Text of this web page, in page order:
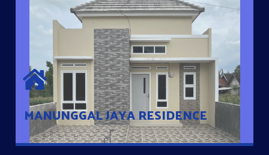
MANUNGGAL JAYA RESIDENCE
MANUNGGAL JAYA RESIDENCE
Cluster Exclusive dengan one Gate System, terdapat taman
mini dan memiliki jarak 200m dari jalan nasional serta dekat
dengan pusat kota